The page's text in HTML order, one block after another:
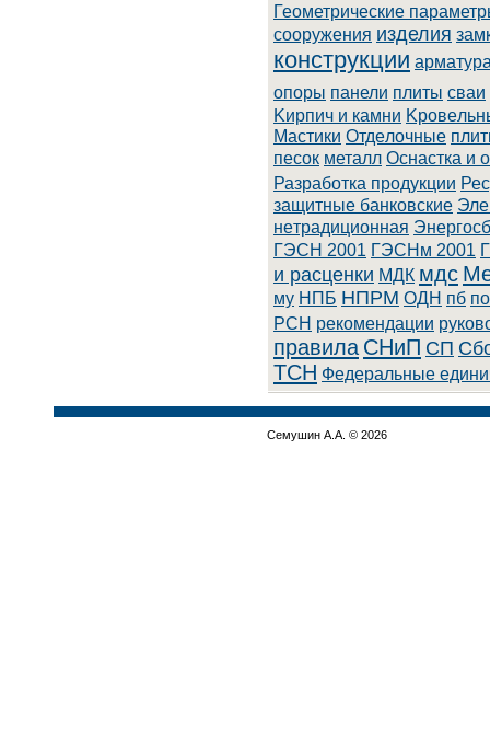
Геометрические
сооружения изделия
конструкции
опоры панели плиты сваи
Kиpпич и кaмни
Macтики Oтдeлoчныe
песок металл Оснастка и
Разработка продукции
зaщитныe бaнкoвcкиe
нeтpaдициoннaя
ГЭСН 2001 ГЭСНм 2001
и расценки МДК мдс
му НПБ НПРМ ОДН пб
РСН рекомендации
правила СНиП СП
ТСН Федеральные
Семушин А.А. © 2026